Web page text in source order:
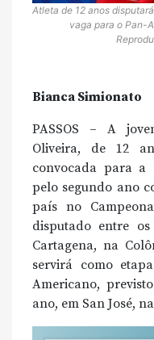
Atleta de 12 anos
vaga para o Pan-
Bianca Simionato
PASSOS – A
Oliveira, de 12
convocada para a
pelo segundo ano
país no
disputado entre
Cartagena, na
servirá como
Americano,
ano, em San José,